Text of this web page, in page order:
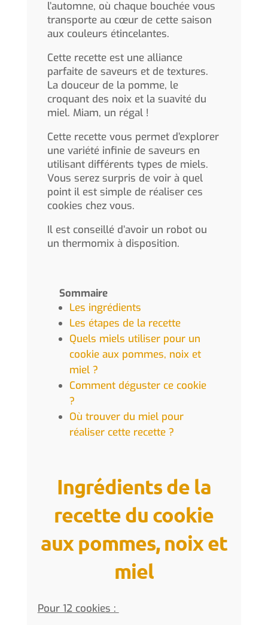
l’automne, où chaque bouchée vous
transporte au cœur de cette saison
aux couleurs étincelantes.
Cette recette est une alliance
parfaite de saveurs et de textures.
La douceur de la pomme, le
croquant des noix et la suavité du
miel. Miam, un régal !
Cette recette vous permet d’explorer
une variété infinie de saveurs en
utilisant différents types de miels.
Vous serez surpris de voir à quel
point il est simple de réaliser ces
cookies chez vous.
Il est conseillé d’avoir un robot ou
un thermomix à disposition.
Sommaire
Les ingrédients
Les étapes de la recette
Quels miels utiliser pour un
cookie aux pommes, noix et
miel ?
Comment déguster ce cookie
?
Où trouver du miel pour
réaliser cette recette ?
Ingrédients de la
recette du cookie
aux pommes, noix et
miel
Pour 12 cookies :